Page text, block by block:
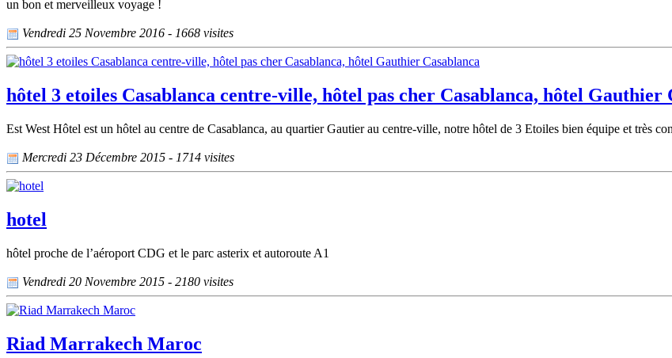
un bon et merveilleux voyage !
Vendredi 25 Novembre 2016 - 1668 visites
hôtel 3 etoiles Casablanca centre-ville, hôtel pas cher Casablanca, hôtel Gauthier
Est West Hôtel est un hôtel au centre de Casablanca, au quartier Gautier au centre-ville, notre hôtel de 3 Etoiles bien équipe et très
Mercredi 23 Décembre 2015 - 1714 visites
hotel
hôtel proche de l’aéroport CDG et le parc asterix et autoroute A1
Vendredi 20 Novembre 2015 - 2180 visites
Riad Marrakech Maroc